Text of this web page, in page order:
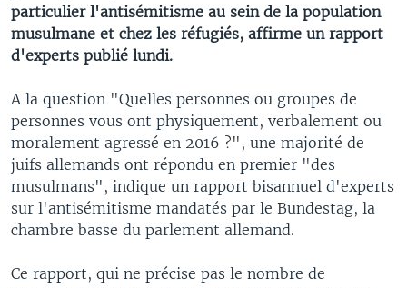
particulier l'antisémitisme au sein de la population
musulmane et chez les réfugiés, affirme un rapport
d'experts publié lundi.
A la question "Quelles personnes ou groupes de
personnes vous ont physiquement, verbalement ou
moralement agressé en 2016 ?", une majorité de
juifs allemands ont répondu en premier "des
musulmans", indique un rapport bisannuel d'experts
sur l'antisémitisme mandatés par le Bundestag, la
chambre basse du parlement allemand.
Ce rapport, qui ne précise pas le nombre de